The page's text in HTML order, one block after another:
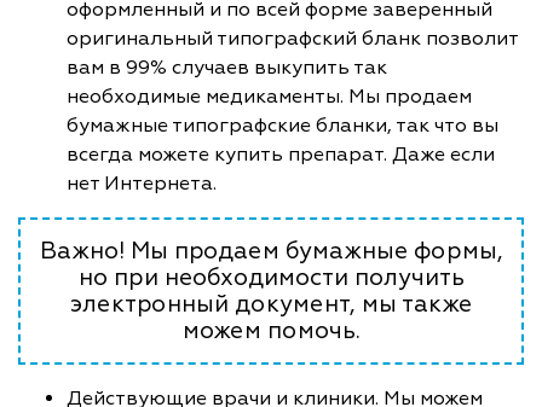
оформленный и по всей форме заверенный
оригинальный типографский бланк позволит
вам в 99% случаев выкупить так
необходимые медикаменты. Мы продаем
бумажные типографские бланки, так что вы
всегда можете купить препарат. Даже если
нет Интернета.
Важно! Мы продаем бумажные формы,
но при необходимости получить
электронный документ, мы также
можем помочь.
Действующие врачи и клиники. Мы можем